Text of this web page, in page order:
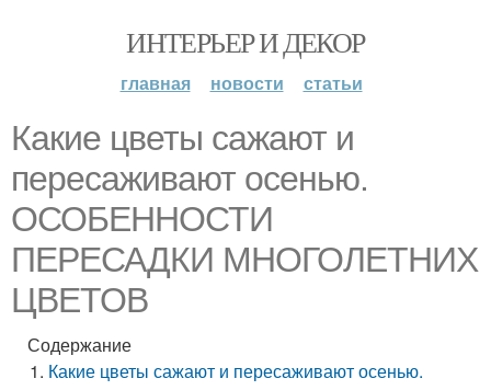
ИНТЕРЬЕР И ДЕКОР
главная новости статьи
Какие цветы сажают и
пересаживают осенью.
ОСОБЕННОСТИ
ПЕРЕСАДКИ МНОГОЛЕТНИХ
ЦВЕТОВ
Содержание
Какие цветы сажают и пересаживают осенью.